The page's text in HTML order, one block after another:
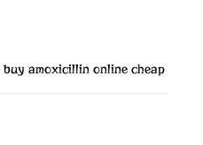
buy amoxicillin online cheap